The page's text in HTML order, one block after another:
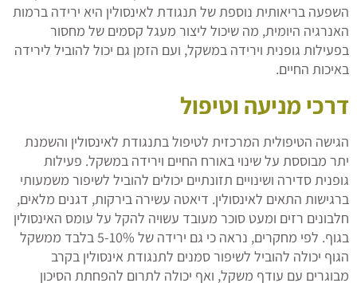
השפעה בריאותית נוספת של תנגודת לאינסולין היא ירידה ברמות
האנרגיה היומית, מה שיכול ליצור מעגל קסמים של מחסור
בפעילות גופנית וירידה במשקל, ועם הזמן גם יכול להוביל לירידה
באיכות החיים.
דרכי מניעה וטיפול
הגישה הטיפולית המרכזית לטיפול בתנגודת לאינסולין והשמנת
יתר מבוססת על שינוי באורח החיים וירידה במשקל. פעילות
גופנית סדירה ושינויים תזונתיים יכולים להוביל לשיפור משמעותי
ברגישות התאים לאינסולין. דיאטה עשירה בירקות, דגנים מלאים,
חלבונים רזים ומעט סוכר מעובד עשויה להקל על עומס האינסולין
בגוף. לפי מחקרים, נראה כי גם ירידה של 5-10% בלבד ממשקל
הגוף יכולה להוביל לשיפור סמנים לתנגודת אינסולין בקרב
מבוגרים עם עודף משקל, ואף יכולה לתרום להפחתת הסיכון